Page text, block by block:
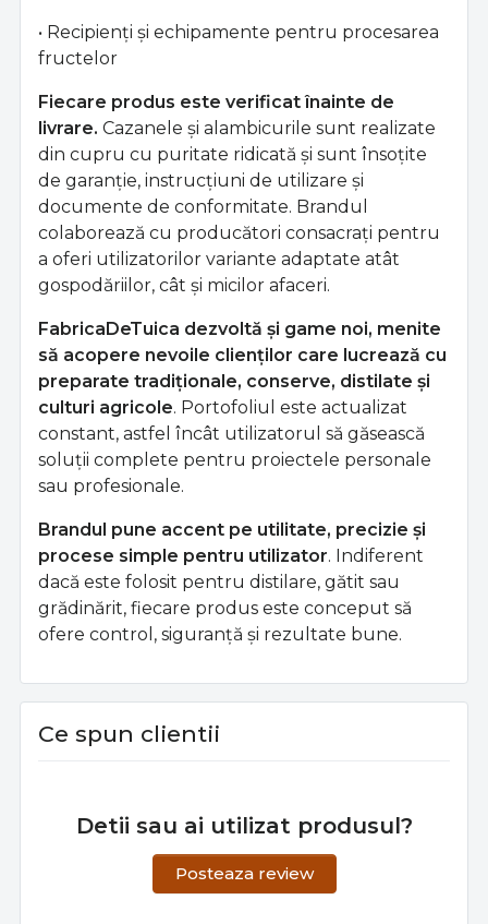
• Recipienți și echipamente pentru procesarea
fructelor
Fiecare produs este verificat înainte de
livrare. Cazanele și alambicurile sunt realizate
din cupru cu puritate ridicată și sunt însoțite
de garanție, instrucțiuni de utilizare și
documente de conformitate. Brandul
colaborează cu producători consacrați pentru
a oferi utilizatorilor variante adaptate atât
gospodăriilor, cât și micilor afaceri.
FabricaDeTuica dezvoltă și game noi, menite
să acopere nevoile clienților care lucrează cu
preparate tradiționale, conserve, distilate și
culturi agricole. Portofoliul este actualizat
constant, astfel încât utilizatorul să găsească
soluții complete pentru proiectele personale
sau profesionale.
Brandul pune accent pe utilitate, precizie și
procese simple pentru utilizator. Indiferent
dacă este folosit pentru distilare, gătit sau
grădinărit, fiecare produs este conceput să
ofere control, siguranță și rezultate bune.
Ce spun clientii
Detii sau ai utilizat produsul?
Posteaza review